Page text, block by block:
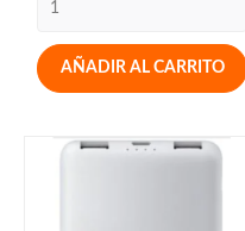
AÑADIR AL CARRITO